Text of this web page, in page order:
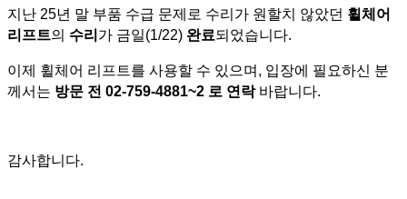
지난 25년 말 부품 수급 문제로 수리가 원할치 않았던 휠체어
리프트의 수리 가 금일(1/22) 완료되었습니다.
이제 휠체어 리프트를 사용할 수 있으며, 입장에 필요하신 분
께서는 방문 전 02-759-4881~2 로 연락바랍니다.
감사합니다.